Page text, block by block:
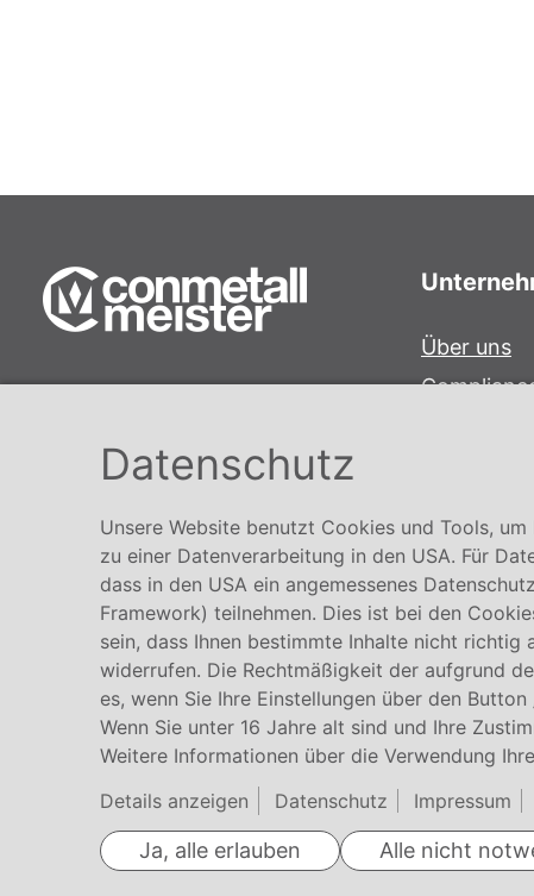
+49 5141-180
www.conmetallmeister.de
Über uns
Datenschutz
Unsere Website benutzt Cookies und Tools,
zu einer Datenverarbeitung in den USA. Für
dass in den USA ein angemessenes
Framework) teilnehmen. Dies ist bei den
sein, dass Ihnen bestimmte Inhalte nicht
widerrufen. Die Rechtmäßigkeit der aufgrund
es, wenn Sie Ihre Einstellungen über den
Wenn Sie unter 16 Jahre alt sind und Ihre
Weitere Informationen über die Verwendung
Details anzeigen
Datenschutz Impressum
Ja, alle erlauben Alle nicht